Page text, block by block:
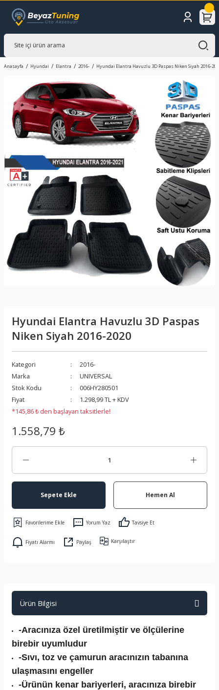
Anasayfa Hyundai Elantra 2016- Hyundai Elantra Havuzlu 3D Paspas Niken Siyah 2016-
Hyundai Elantra Havuzlu 3D Paspas
Niken Siyah 2016-2020
Kategori
2016-
Marka
UNIVERSAL
Stok Kodu
006HY280501
Fiyat
1.298,99 TL + KDV
*145,86 ₺ den başlayan taksitlerle!
1.558,79 ₺
Sepete Ekle Hemen Al
Yorum Yaz Tavsiye Et
Fiyatı Alarmı Paylaş Karşılaştır
Ürün Bilgisi
-Aracınıza özel üretilmiştir ve ölçülerine
birebir uyumludur
-Sıvı, toz ve çamurun aracınızın tabanına
ulaşmasını engeller
-Ürünün kenar bariyerleri, aracınıza birebir